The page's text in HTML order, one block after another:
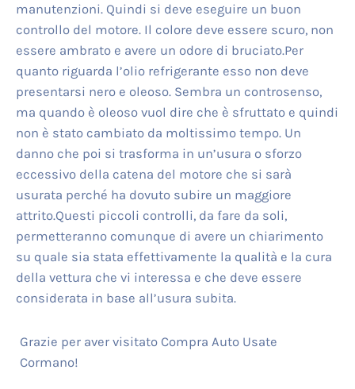
manutenzioni. Quindi si deve eseguire un buon
controllo del motore. Il colore deve essere scuro, non
essere ambrato e avere un odore di bruciato.Per
quanto riguarda l’olio refrigerante esso non deve
presentarsi nero e oleoso. Sembra un controsenso,
ma quando è oleoso vuol dire che è sfruttato e quindi
non è stato cambiato da moltissimo tempo. Un
danno che poi si trasforma in un’usura o sforzo
eccessivo della catena del motore che si sarà
usurata perché ha dovuto subire un maggiore
attrito.Questi piccoli controlli, da fare da soli,
permetteranno comunque di avere un chiarimento
su quale sia stata effettivamente la qualità e la cura
della vettura che vi interessa e che deve essere
considerata in base all’usura subita.
Grazie per aver visitato Compra Auto Usate
Cormano!